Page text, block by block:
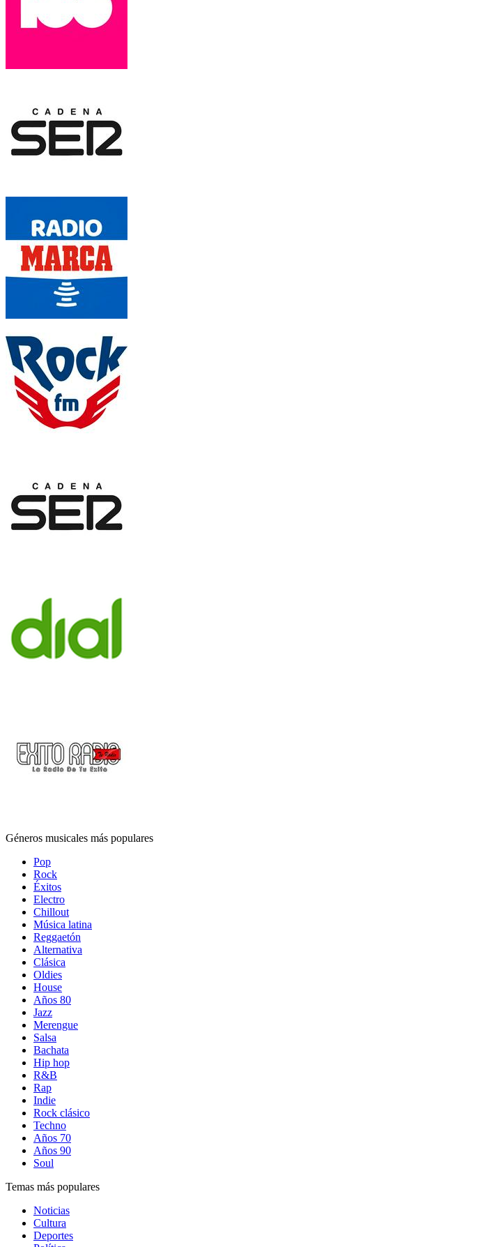
Géneros musicales más populares
Pop
Rock
Éxitos
Electro
Chillout
Música latina
Reggaetón
Alternativa
Clásica
Oldies
House
Años 80
Jazz
Merengue
Salsa
Bachata
Hip hop
R&B
Rap
Indie
Rock clásico
Techno
Años 70
Años 90
Soul
Temas más populares
Noticias
Cultura
Deportes